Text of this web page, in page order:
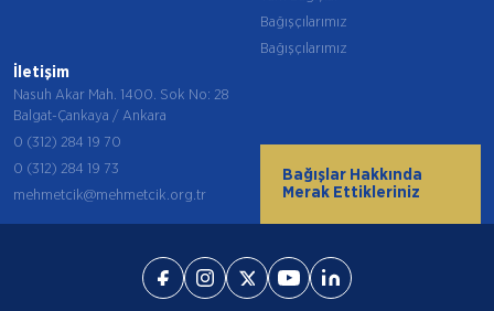
Bağışçılarımız
Bağışçılarımız
İletişim
Nasuh Akar Mah. 1400. Sok No: 28
Balgat-Çankaya / Ankara
0 (312) 284 19 70
0 (312) 284 19 73
mehmetcik@mehmetcik.org.tr
Bağışlar Hakkında
Merak Ettikleriniz